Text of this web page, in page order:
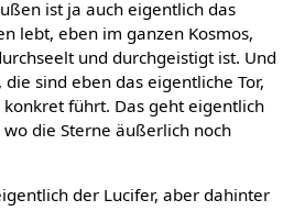
ist ja auch eigentlich das
lebt, eben im ganzen Kosmos,
und durchgeistigt ist. Und
sind eben das eigentliche Tor,
führt. Das geht eigentlich
die Sterne äußerlich noch
der Lucifer, aber dahinter